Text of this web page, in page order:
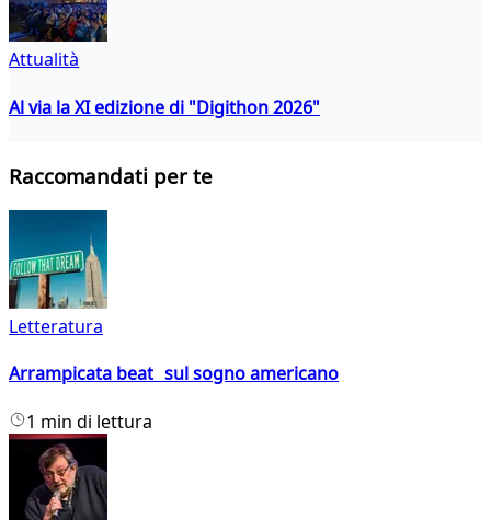
Attualità
Al via la XI edizione di "Digithon 2026"
Raccomandati per te
Letteratura
Arrampicata beat sul sogno americano
1 min di lettura